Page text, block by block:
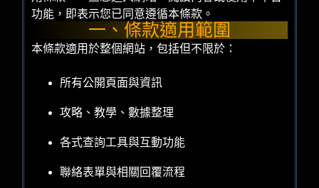
功能，即表示您已同意遵循本條款。
一、條款適用範圍
本條款適用於整個網站，包括但不限於：
所有公開頁面與資訊
攻略、教學、數據整理
各式查詢工具與互動功能
聯絡表單與相關回覆流程